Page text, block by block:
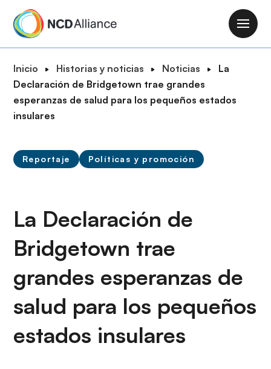
M
a
n
R
u
t
a
n
e
g
a
c
i
ó
n
Inicio Historias y noticias Noticias
La
Declaración de Bridgetown trae grandes
esperanzas de salud para los pequeños estados
insulares
Reportaje Políticas y promoción
La Declaración de
Bridgetown trae
grandes esperanzas de
salud para los pequeños
estados insulares